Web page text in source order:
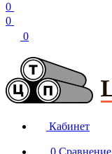
0
0
0
Кабинет
0 Сравнение